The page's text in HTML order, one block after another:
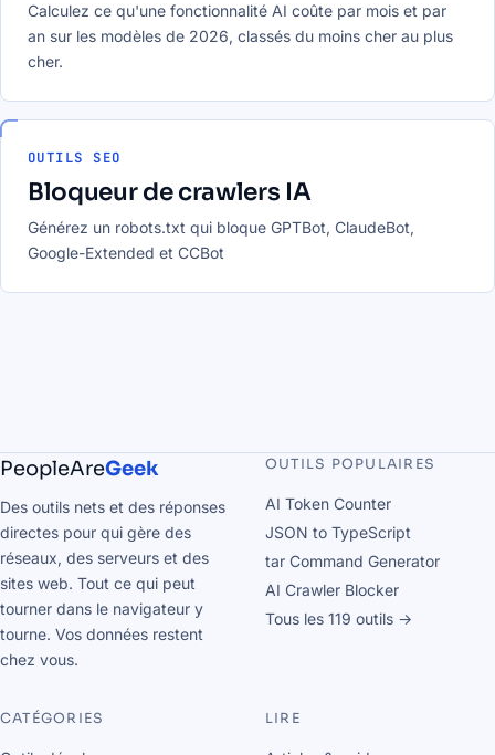
Calculez ce qu'une fonctionnalité AI coûte par mois et par
an sur les modèles de 2026, classés du moins cher au plus
cher.
OUTILS SEO
Bloqueur de crawlers IA
Générez un robots.txt qui bloque GPTBot, ClaudeBot,
Google-Extended et CCBot
PeopleAreGeek
Des outils nets et des réponses
directes pour qui gère des
réseaux, des serveurs et des
sites web. Tout ce qui peut
tourner dans le navigateur y
tourne. Vos données restent
chez vous.
OUTILS POPULAIRES
AI Token Counter
JSON to TypeScript
tar Command Generator
AI Crawler Blocker
Tous les 119 outils →
CATÉGORIES LIRE